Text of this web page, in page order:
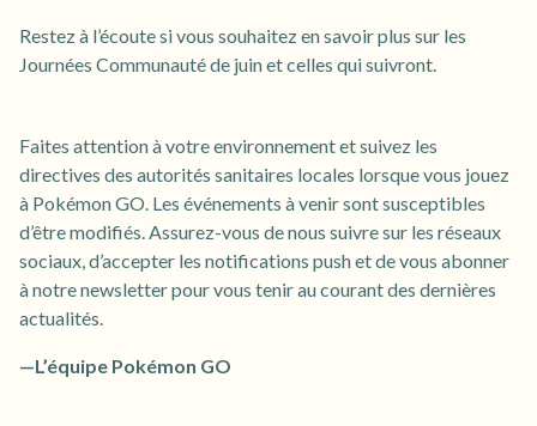
Restez à l’écoute si vous souhaitez en savoir plus sur les
Journées Communauté de juin et celles qui suivront.
Faites attention à votre environnement et suivez les
directives des autorités sanitaires locales lorsque vous jouez
à Pokémon GO. Les événements à venir sont susceptibles
d’être modifiés. Assurez-vous de nous suivre sur les réseaux
sociaux, d’accepter les notifications push et de vous abonner
à notre newsletter pour vous tenir au courant des dernières
actualités.
—L’équipe Pokémon GO